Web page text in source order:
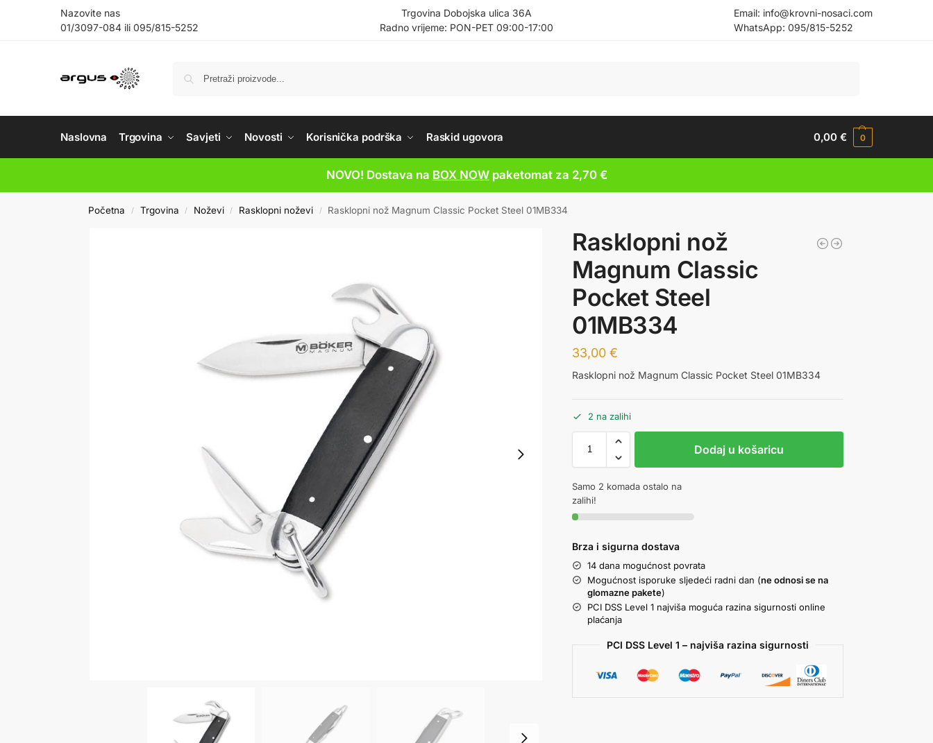
Nazovite nas
01/3097-084 ili 095/815-5252
Trgovina Dobojska ulica 36A
Radno vrijeme: PON-PET 09:00-17:00
Email: info@krovni-nosaci.com
WhatsApp: 095/815-5252
Naslovna Trgovina Savjeti Novosti Korisnička podrška Raskid ugovora 0,00€ 0
NOVO! Dostava na BOX NOWpaketomat za 2,70 €
Početna / Trgovina / Noževi / Rasklopni noževi / Rasklopni nož Magnum Classic Pocket Steel 01MB334
Rasklopni nož
Magnum Classic
Pocket Steel
01MB334
33,00€
Rasklopni nož Magnum Classic Pocket Steel 01MB334
2 na zalihi
Dodaj u košaricu
Samo 2 komada ostalo na
zalihi!
Brza i sigurna dostava
14 dana mogućnost povrata
Mogućnost isporuke sljedeći radni dan (ne odnosi se na
glomazne pakete)
PCI DSS Level 1 najviša moguća razina sigurnosti online
plaćanja
PCI DSS Level 1 – najviša razina sigurnosti